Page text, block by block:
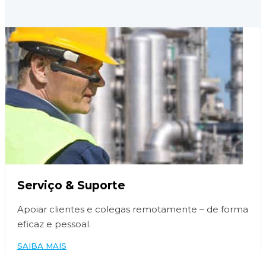
Serviço & Suporte
Apoiar clientes e colegas remotamente – de forma
eficaz e pessoal.
SAIBA MAIS